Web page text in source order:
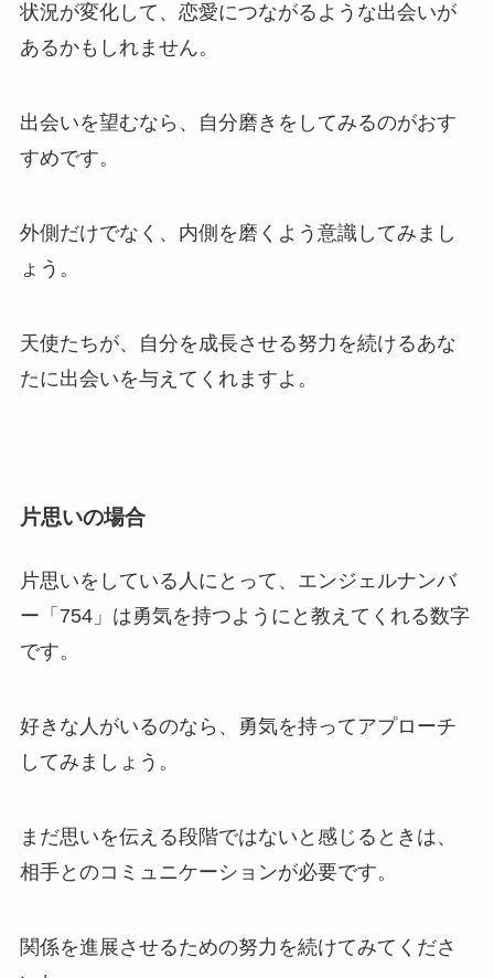
状況が変化して、恋愛につながるような出会いが
あるかもしれません。
出会いを望むなら、自分磨きをしてみるのがおす
すめです。
外側だけでなく、内側を磨くよう意識してみまし
ょう。
天使たちが、自分を成長させる努力を続けるあな
たに出会いを与えてくれますよ。
片思いの場合
片思いをしている人にとって、エンジェルナンバ
ー「754」は勇気を持つようにと教えてくれる数字
です。
好きな人がいるのなら、勇気を持ってアプローチ
してみましょう。
まだ思いを伝える段階ではないと感じるときは、
相手とのコミュニケーションが必要です。
関係を進展させるための努力を続けてみてくださ